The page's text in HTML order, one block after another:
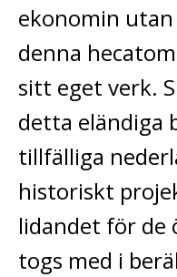
ekonomin
denna
sitt eget verk.
detta eländiga
tillfälliga
historiskt
lidandet för de
togs med i